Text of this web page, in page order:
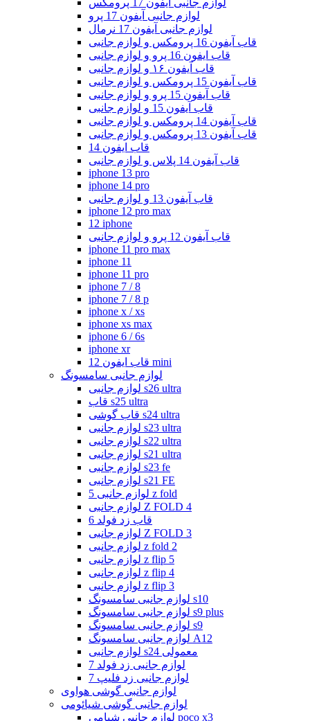
لوازم جانبی آیفون 17 پرو
لوازم جانبی آیفون 17 نرمال
قاب آیفون 16 پرومکس و لوازم جانبی
قاب ایفون 16 پرو و لوازم جانبی
قاب آیفون ۱۶ و لوازم جانبی
قاب آیفون 15 پرومکس و لوازم جانبی
قاب آیفون 15 پرو و لوازم جانبی
قاب آیفون 15 و لوازم جانبی
قاب آیفون 14 پرومکس و لوازم جانبی
قاب آیفون 13 پرومکس و لوازم جانبی
قاب ایفون 14
قاب آیفون 14 پلاس و لوازم جانبی
iphone 13 pro
iphone 14 pro
قاب آیفون 13 و لوازم جانبی
iphone 12 pro max
12 iphone
قاب آیفون 12 پرو و لوازم جانبی
iphone 11 pro max
iphone 11
iphone 11 pro
iphone 7 / 8
iphone 7 / 8 p
iphone x / xs
iphone xs max
iphone 6 / 6s
iphone xr
قاب ایفون 12 mini
لوازم جانبی سامسونگ
لوازم جانبی s26 ultra
قاب s25 ultra
قاب گوشی s24 ultra
لوازم جانبی s23 ultra
لوازم جانبی s22 ultra
لوازم جانبی s21 ultra
لوازم جانبی s23 fe
لوازم جانبی s21 FE
لوازم جانبی 5 z fold
لوازم جانبی Z FOLD 4
قاب زد فولد 6
لوازم جانبی Z FOLD 3
لوازم جانبی z fold 2
لوازم جانبی z flip 5
لوازم جانبی z flip 4
لوازم جانبی z flip 3
لوازم جانبی سامسونگ s10
لوازم جانبی سامسونگ s9 plus
لوازم جانبی سامسونگ s9
لوازم جانبی سامسونگ A12
لوازم جانبی s24 معمولی
لوازم جانبی زد فولد 7
لوازم جانبی زد فلیپ 7
لوازم جانبی گوشی هواوی
لوازم جانبی گوشی شیائومی
لوازم جانبی شیامی poco x3